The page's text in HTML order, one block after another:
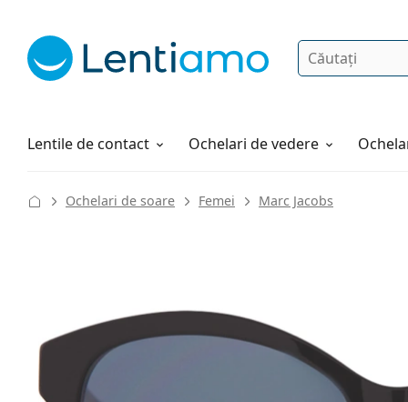
Căutare
Lentile de contact
Soluții Ochelari de vedere
Cum comandați
Ochelari de soare Femei Marc Jacobs